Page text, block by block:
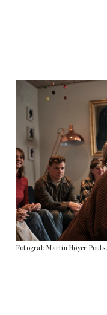
Fotograf: Martin Høyer